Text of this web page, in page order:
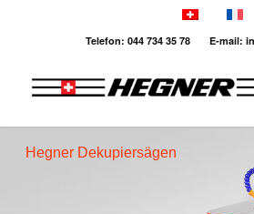
Telefon: 044 734 35 78 E-mail:
Hegner Dekupiersägen